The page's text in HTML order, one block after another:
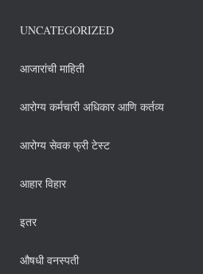
UNCATEGORIZED
आजारांची माहिती
आरोग्य कर्मचारी अधिकार आणि कर्तव्य
आरोग्य सेवक फ्री टेस्ट
आहार विहार
इतर
औषधी वनस्पती